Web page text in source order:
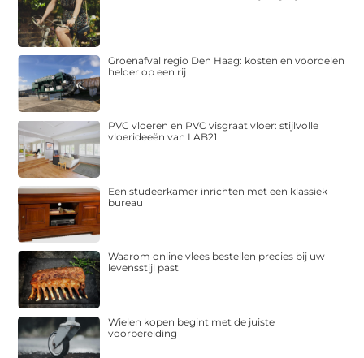
Groenafval regio Den Haag: kosten en voordelen
helder op een rij
PVC vloeren en PVC visgraat vloer: stijlvolle
vloerideeën van LAB21
Een studeerkamer inrichten met een klassiek
bureau
Waarom online vlees bestellen precies bij uw
levensstijl past
Wielen kopen begint met de juiste
voorbereiding